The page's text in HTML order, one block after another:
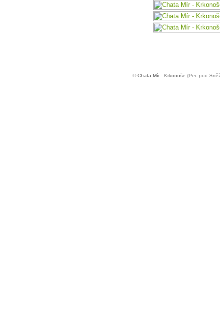
©Chata Mír- Krkonoše (Pec pod